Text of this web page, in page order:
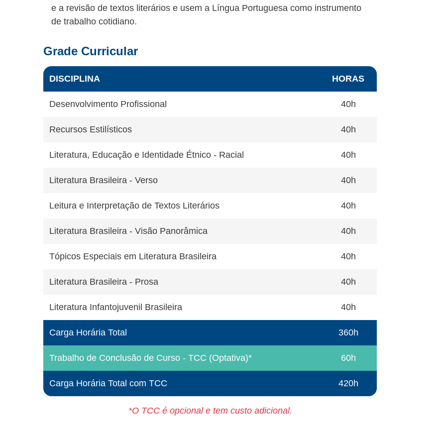
e a revisão de textos literários e usem a Língua Portuguesa como instrumento
de trabalho cotidiano.
Grade Curricular
DISCIPLINA HORAS
Desenvolvimento Profissional 40h
Recursos Estilísticos 40h
Literatura, Educação e Identidade Étnico - Racial 40h
Literatura Brasileira - Verso 40h
Leitura e Interpretação de Textos Literários 40h
Literatura Brasileira - Visão Panorâmica 40h
Tópicos Especiais em Literatura Brasileira 40h
Literatura Brasileira - Prosa 40h
Literatura Infantojuvenil Brasileira 40h
Carga Horária Total 360h
Trabalho de Conclusão de Curso - TCC (Optativa)* 60h
Carga Horária Total com TCC 420h
*O TCC é opcional e tem custo adicional.